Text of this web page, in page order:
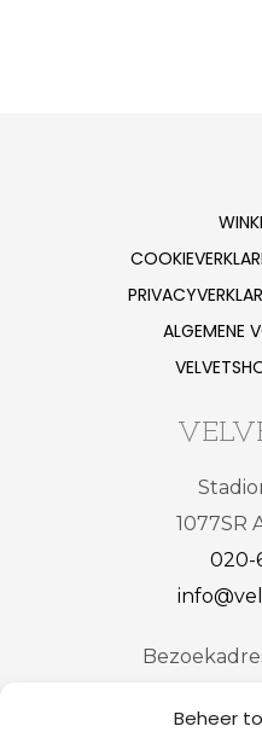
Beheer
ALGEMENE
1077SR
020-